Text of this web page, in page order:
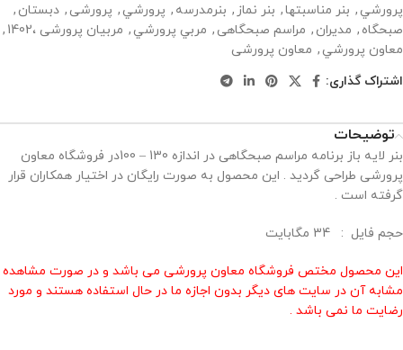
پرورشي , بنر مناسبتها, بنر نماز , بنرمدرسه , پرورشي , پرورشی , دبستان ,
صبحگاه , مدیران , مراسم صبحگاهی , مربي پرورشي , مربیان پرورشی ،1402
,
معاون پرورشي , معاون پرورشی
اشتراک گذاری:
توضیحات
بنر لايه باز برنامه مراسم صبحگاهی در اندازه 130 – 100در فروشگاه معاون
پرورشی طراحی گردید . این محصول به صورت رایگان در اختیار همکاران قرار
گرفته است .
حجم فايل : 34 مگابايت
این محصول مختص فروشگاه معاون پرورشی می باشد و در صورت مشاهده
مشابه آن در سایت های دیگر بدون اجازه ما در حال استفاده هستند و مورد
رضایت ما نمی باشد .